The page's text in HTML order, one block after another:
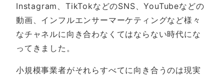
Instagram、TikTokなどのSNS、YouTubeなどの
動画、インフルエンサーマーケティングなど様々
なチャネルに向き合わなくてはならない時代にな
ってきました。
小規模事業者がそれらすべてに向き合うのは現実